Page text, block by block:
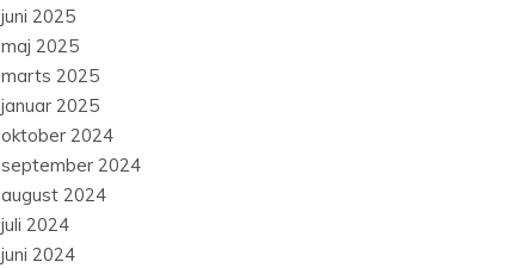
juni 2025
maj 2025
marts 2025
januar 2025
oktober 2024
september 2024
august 2024
juli 2024
juni 2024